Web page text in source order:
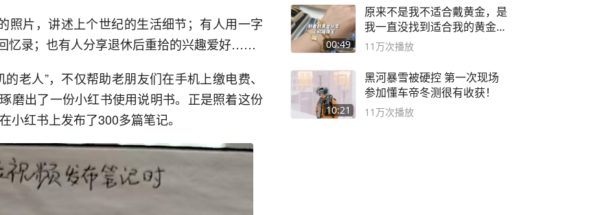
照片，讲述上个世纪的生活细节；有人用一字
忆录；也有人分享退休后重拾的兴趣爱好……
老人”，不仅帮助老朋友们在手机上缴电费、
磨出了一份小红书使用说明书。正是照着这份
小红书上发布了300多篇笔记。
00:49
原来不是我不适合戴黄金，是
我一直没找到适合我的黄金
😭
11万次播放
10:21
黑河暴雪被硬控 第一次现场
参加懂车帝冬测很有收获！
11万次播放